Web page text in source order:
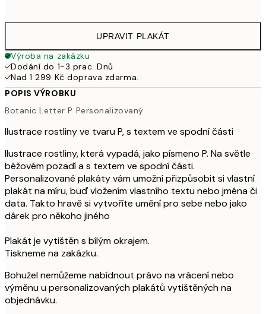
UPRAVIT PLAKÁT
Výroba na zakázku
Dodání do 1-3 prac. Dnů
Nad 1 299 Kč doprava zdarma.
POPIS VÝROBKU
Botanic Letter P Personalizovaný
Ilustrace rostliny ve tvaru P, s textem ve spodní části
Ilustrace rostliny, která vypadá, jako písmeno P. Na světle
béžovém pozadí a s textem ve spodní části.
Personalizované plakáty vám umožní přizpůsobit si vlastní
plakát na míru, buď vložením vlastního textu nebo jména či
data. Takto hravě si vytvoříte umění pro sebe nebo jako
dárek pro někoho jiného
Plakát je vytištěn s bílým okrajem.
Tiskneme na zakázku.
Bohužel nemůžeme nabídnout právo na vrácení nebo
výměnu u personalizovaných plakátů vytištěných na
objednávku.